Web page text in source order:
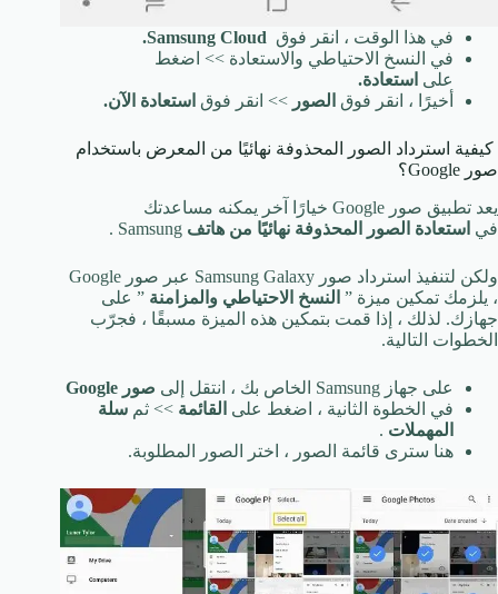
في هذا الوقت ، انقر فوق Samsung Cloud.
في النسخ الاحتياطي والاستعادة >> اضغط
على استعادة.
أخيرًا ، انقر فوق الصور >> انقر فوق استعادة الآن.
كيفية استرداد الصور المحذوفة نهائيًا من المعرض باستخدام
صور Google؟
يعد تطبيق صور Google خيارًا آخر يمكنه مساعدتك
في استعادة الصور المحذوفة نهائيًا من هاتف
ولكن لتنفيذ استرداد صور Samsung Galaxy عبر صور Google
، يلزمك تمكين ميزة ” النسخ الاحتياطي والمزامنة ” على
جهازك. لذلك ، إذا قمت بتمكين هذه الميزة مسبقًا ، فجرّب
الخطوات التالية.
على جهاز Samsung الخاص بك ، انتقل إلى
صور Google
في الخطوة الثانية ، اضغط على القائمة >> ثم سلة
المهملات .
هنا سترى قائمة الصور ، اختر الصور المطلوبة.